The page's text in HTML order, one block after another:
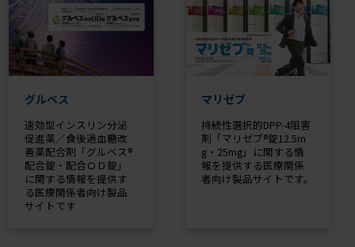
グルベス
速効型インスリン分泌
促進薬／食後過血糖改
善薬配合剤「グルベス®
配合錠・配合ＯＤ錠」
に関する情報を提供す
る医療関係者向け製品
サイトです
マリゼブ
持続性選択的DPP-4阻害
剤「マリゼブ®錠12.5m
g・25mg」に関する情
報を提供する医療関係
者向け製品サイトです。